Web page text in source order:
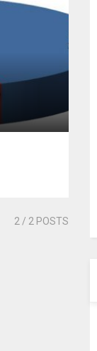
2 / 2 POSTS